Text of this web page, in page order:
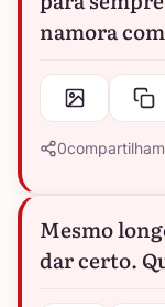
namora
0
Mesmo
dar certo.